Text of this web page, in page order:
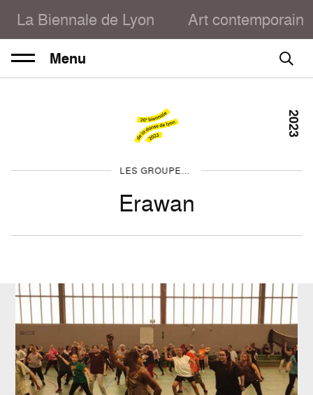
La Biennale de Lyon Art contemporain
Menu
LES GROUPES 2023
Erawan
2023